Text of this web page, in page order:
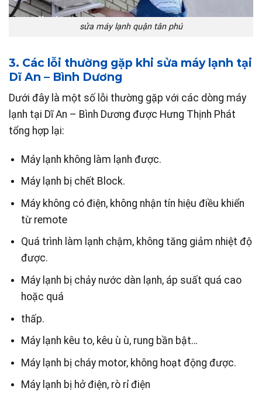
sửa máy lạnh quận tân phú
3. Các lỗi thường gặp khi sửa máy lạnh tại
Dĩ An – Bình Dương
Dưới đây là một số lỗi thường gặp với các dòng máy
lạnh tại Dĩ An – Bình Dương được Hưng Thịnh Phát
tổng hợp lại:
Máy lạnh không làm lạnh được.
Máy lạnh bị chết Block.
Máy không có điện, không nhận tín hiệu điều khiển
từ remote
Quá trình làm lạnh chậm, không tăng giảm nhiệt độ
được.
Máy lạnh bị chảy nước dàn lạnh, áp suất quá cao
hoặc quá
thấp.
Máy lạnh kêu to, kêu ù ù, rung bần bật…
Máy lạnh bị cháy motor, không hoạt động được.
Máy lạnh bị hở điện, rò rỉ điện